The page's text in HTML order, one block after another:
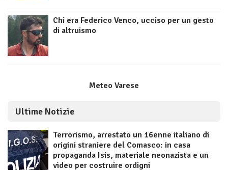
Chi era Federico Venco, ucciso per un gesto
di altruismo
Meteo Varese
Ultime Notizie
Terrorismo, arrestato un 16enne italiano di
origini straniere del Comasco: in casa
propaganda Isis, materiale neonazista e un
video per costruire ordigni